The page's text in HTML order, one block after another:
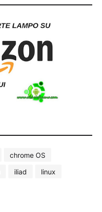
chrome OS
iliad
linux